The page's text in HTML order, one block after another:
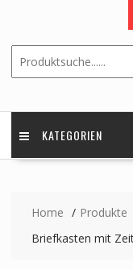
KATEGORIEN
Home
Produkte
Briefkasten mit